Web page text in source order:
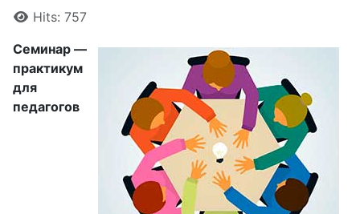
Hits: 757
Семинар —
практикум
для
педагогов